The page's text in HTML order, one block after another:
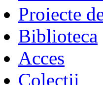
Proiecte
Biblioteca
Acces
Colecții